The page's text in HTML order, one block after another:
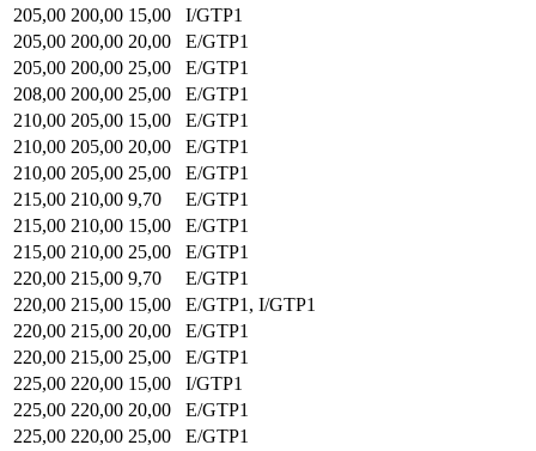
205,00 200,00 15,00
I/GTP1
205,00 200,00 20,00
E/GTP1
205,00 200,00 25,00
E/GTP1
208,00 200,00 25,00
E/GTP1
210,00 205,00 15,00
E/GTP1
210,00 205,00 20,00
E/GTP1
210,00 205,00 25,00
E/GTP1
215,00 210,00 9,70
E/GTP1
215,00 210,00 15,00
E/GTP1
215,00 210,00 25,00
E/GTP1
220,00 215,00 9,70
E/GTP1
220,00 215,00 15,00
E/GTP1, I/GTP1
220,00 215,00 20,00
E/GTP1
220,00 215,00 25,00
E/GTP1
225,00 220,00 15,00
I/GTP1
225,00 220,00 20,00
E/GTP1
225,00 220,00 25,00
E/GTP1